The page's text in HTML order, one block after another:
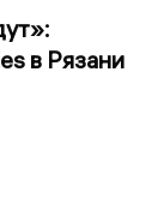
в Рязани